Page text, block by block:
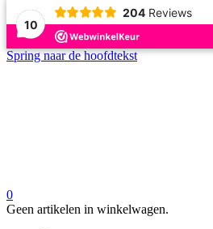
10
204 Reviews
Spring naar de hoofdtekst
0
Geen artikelen in winkelwagen.